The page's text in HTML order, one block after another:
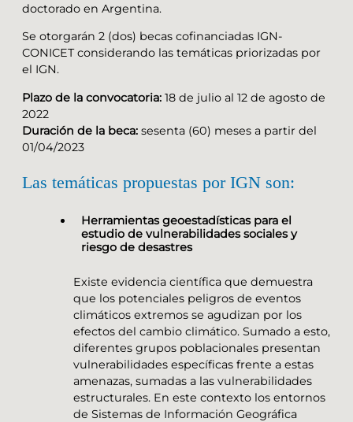
doctorado en Argentina.
Se otorgarán 2 (dos) becas cofinanciadas IGN-
CONICET considerando las temáticas priorizadas por
el IGN.
Plazo de la convocatoria: 18 de julio al 12 de agosto de
2022
Duración de la beca: sesenta (60) meses a partir del
01/04/2023
Las temáticas propuestas por IGN son:
Herramientas geoestadísticas para el
estudio de vulnerabilidades sociales y
riesgo de desastres
Existe evidencia científica que demuestra
que los potenciales peligros de eventos
climáticos extremos se agudizan por los
efectos del cambio climático. Sumado a esto,
diferentes grupos poblacionales presentan
vulnerabilidades específicas frente a estas
amenazas, sumadas a las vulnerabilidades
estructurales. En este contexto los entornos
de Sistemas de Información Geográfica